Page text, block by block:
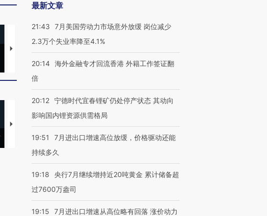
马航飞行员跨国走私7万
育部长拱下台
飞地休达
【推广】走进第四届链博
会，让数智科技“链”接产
【特别呈现】寻找100种
有意思的生活方式·第三对
【商旅对话】华住集团
CFO：不靠规模取胜，华
住三大增长引擎是什么？
最新文章
21:43
7月美国劳动力市场意外放缓 岗位减少
2.3万个失业率降至4.1%
20:14 海外金融专才回流香港 外籍工作签证翻
倍
20:12 宁德时代宜春锂矿仍处停产状态 其动向
影响国内锂资源供需格局
19:51
7月进出口增速高位放缓，价格驱动还能
持续多久
19:18
央行7月继续增持近20吨黄金 累计储备超
过7600万盎司
19:15
7月进出口增速从高位略有回落 涨价动力